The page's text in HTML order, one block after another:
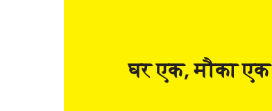
घर एक, मौका एक